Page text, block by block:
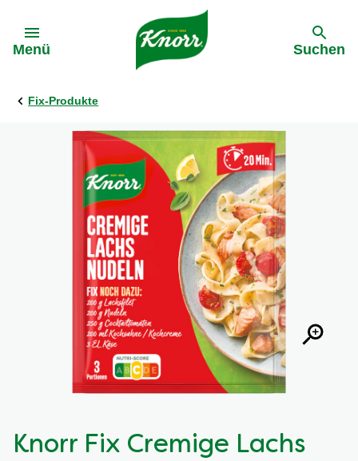
Menü Suchen
Fix-Produkte
Knorr Fix Cremige Lachs